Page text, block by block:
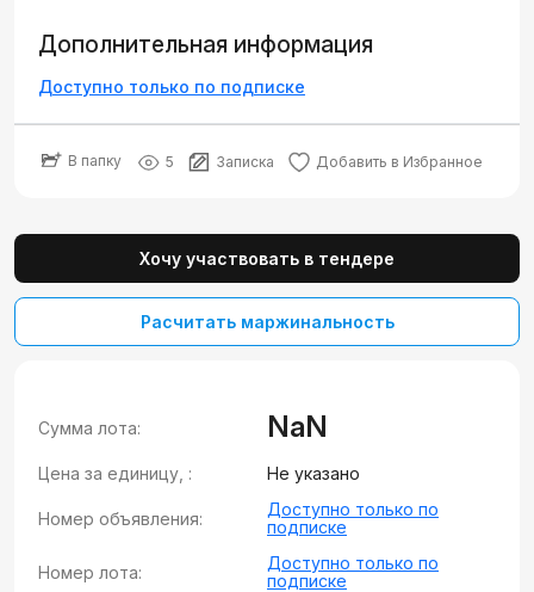
Дополнительная информация
Доступно только по подписке
В папку 5 Записка Добавить в Избранное
Хочу участвовать в тендере
Расчитать маржинальность
Сумма лота: NaN
Цена за единицу, : Не указано
Номер объявления:
Доступно только по
подписке
Номер лота:
Доступно только по
подписке